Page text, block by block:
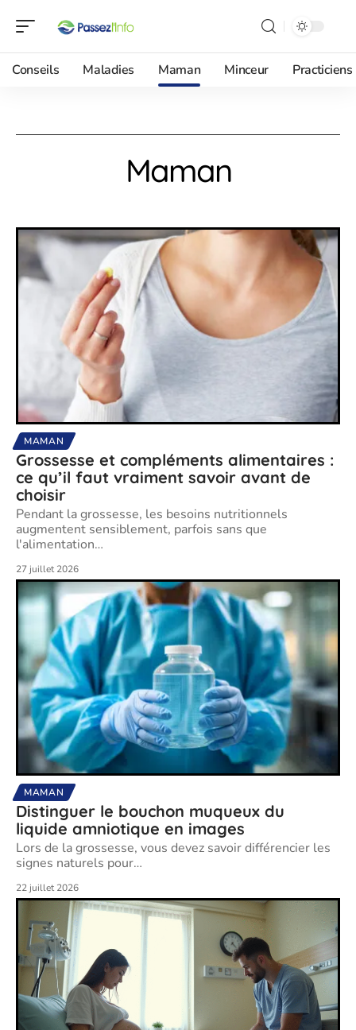
Conseils Maladies Maman Minceur Practiciens
Maman
MAMAN
Grossesse et compléments alimentaires :
ce qu’il faut vraiment savoir avant de
choisir
Pendant la grossesse, les besoins nutritionnels
augmentent sensiblement, parfois sans que
l'alimentation…
27 juillet 2026
MAMAN
Distinguer le bouchon muqueux du
liquide amniotique en images
Lors de la grossesse, vous devez savoir différencier les
signes naturels pour…
22 juillet 2026